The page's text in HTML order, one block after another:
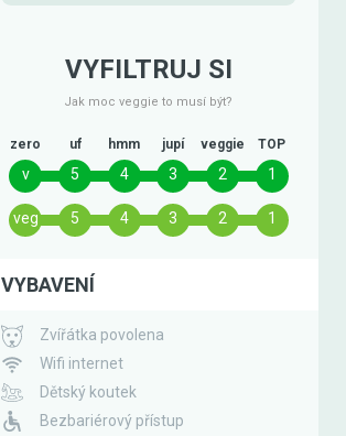
VYFILTRUJ SI
Jak moc veggie to musí být?
zero uf hmm jupí veggie TOP
v 5 4 3 2 1
veg 5 4 3 2 1
VYBAVENÍ
Zvířátka povolena
Wifi internet
Dětský koutek
Bezbariérový přístup